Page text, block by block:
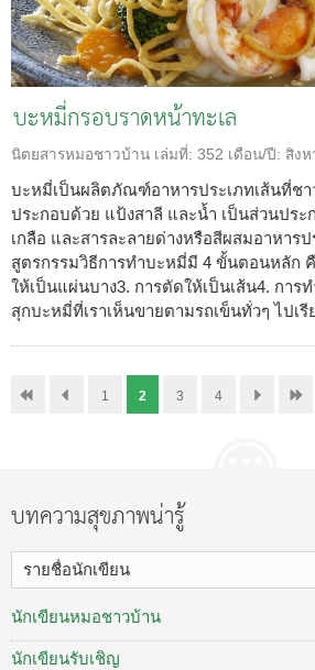
บะหมี่กรอบราดหน้าทะเล
นิตยสารหมอชาวบ้าน เล่มที่: 352 เดือน/ปี: สิง
บะหมี่เป็นผลิตภัณฑ์อาหารประเภทเส้นที่ช
ประกอบด้วย แป้งสาลี และน้ำ เป็นส่วนปร
เกลือ และสารละลายด่างหรือสีผสมอาหาร
สูตรกรรมวิธีการทำบะหมี่มี 4 ขั้นตอนหลัก
ให้เป็นแผ่นบาง3. การตัดให้เป็นเส้น4. การ
สุกบะหมี่ที่เราเห็นขายตามรถเข็นทั่วๆ ไปเ
1 2 3 4
บทความสุขภาพน่ารู้
รายชื่อนักเขียน
นักเขียนหมอชาวบ้าน
นักเขียนรับเชิญ